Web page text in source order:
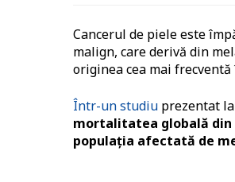
Cancerul de piele este
malign, care derivă din
originea cea mai
Într-un studiu prezentat la
mortalitatea globală din
populația afectată de